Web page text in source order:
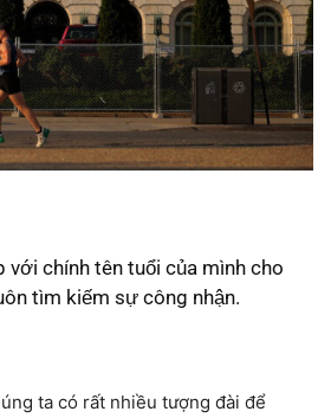
với chính tên tuổi của mình cho
tìm kiếm sự công nhận.
ta có rất nhiều tượng đài để